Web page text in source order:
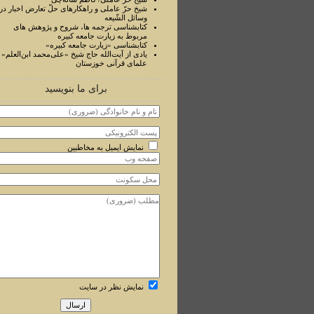
شیخ حرّ عاملی و راهکارهای حلّ تعارض اخبار در
وسائل الشّیعه
کتابشناسی ترجمه ها، شروح و پژوهش های
مربوط به زیارت جامعه کبیره
کتابشناسی «زیارت جامعه کبیره»
یادی از آیت‌الله حاج شیخ «علی‌محمد ابن‌العلم»
علمای قرآنی خوزستان
برای ما بنویسید
نمایش ایمیل به مخاطبین
نمایش نظر در سایت